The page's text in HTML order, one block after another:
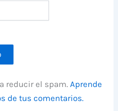
reducir el spam.Aprende
de tus comentarios.